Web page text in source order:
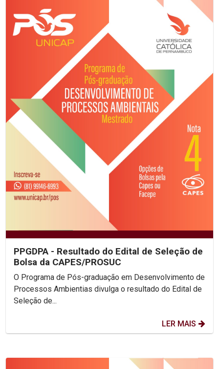
PPGDPA - Resultado do Edital de Seleção de
Bolsa da CAPES/PROSUC
O Programa de Pós-graduação em Desenvolvimento de
Processos Ambientias divulga o resultado do Edital de
Seleção de...
LER MAIS